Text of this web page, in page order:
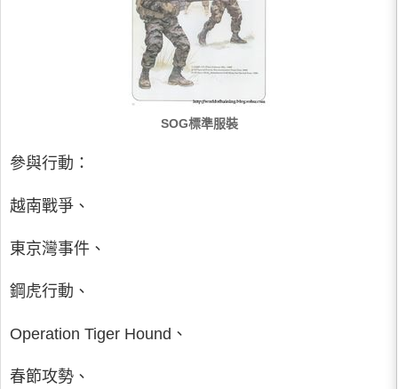
SOG標準服裝
參與行動：
越南戰爭、
東京灣事件、
鋼虎行動、
Operation Tiger Hound、
春節攻勢、